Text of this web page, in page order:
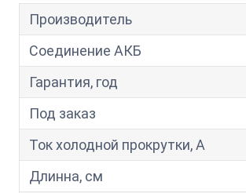
Производитель
Соединение АКБ
Гарантия, год
Под заказ
Ток холодной прокрутки, A
Длинна, см